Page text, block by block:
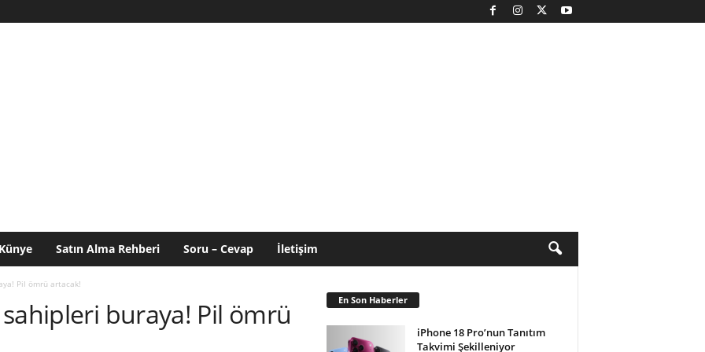
Künye Satın Alma Rehberi Soru – Cevap İletişim
Pil ömrü artacak!
buraya! Pil ömrü
En Son Haberler
iPhone 18 Pro’nun Tanıtım
Takvimi Şekilleniyor